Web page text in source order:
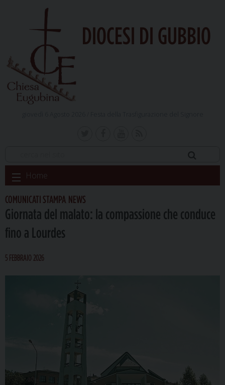
DIOCESI DI GUBBIO
Skip
to
content
Home
COMUNICATI STAMPA NEWS
Giornata del malato: la compassione che conduce
fino a Lourdes
5 FEBBRAIO 2026